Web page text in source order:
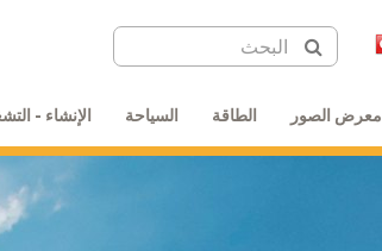
الإنشاء - السياحة الطاقة معرض الصور